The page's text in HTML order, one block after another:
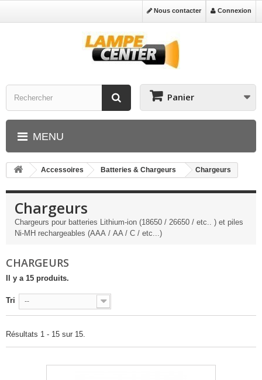
Connexion
Nous contacter
Panier
MENU
Accessoires Batteries & Chargeurs Chargeurs
Chargeurs
Chargeurs pour batteries Lithium-ion (18650 / 26650 / etc.. ) et piles
Ni-MH rechargeables (AAA / AA / C / etc...)
CHARGEURS
Il y a 15 produits.
Tri --
Résultats 1 - 15 sur 15.